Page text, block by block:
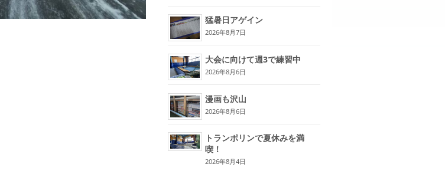
猛暑日アゲイン
2026年8月7日
大会に向けて週3で練習中
2026年8月6日
漫画も沢山
2026年8月6日
トランポリンで夏休みを満
喫！
2026年8月4日